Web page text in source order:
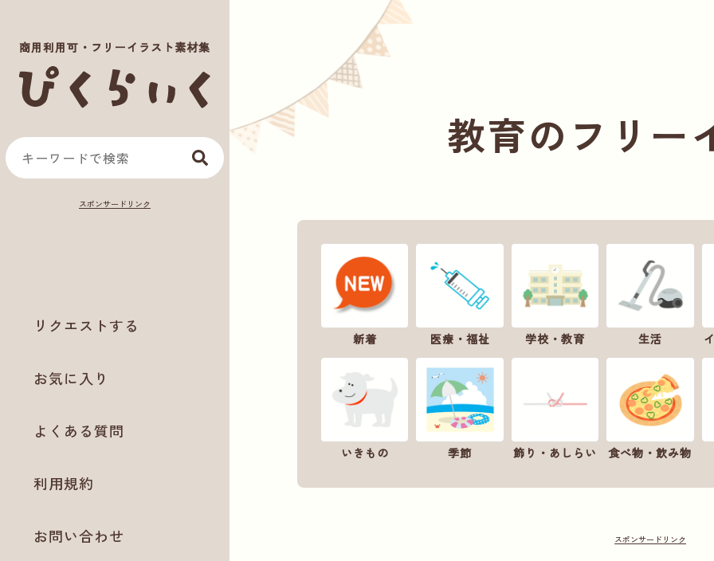
商用利用可・フリーイラスト素材集
リクエストする
お気に入り
よくある質問
利用規約
お問い合わせ
教育のフリー
新着 医療・福祉 学校・教育 生活
いきもの 季節 飾り・あしらい 食べ物・飲み物